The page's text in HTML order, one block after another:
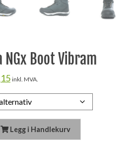
NGx Boot Vibram
Nåværende
er:
kr 2.379,15.
inkl. MVA.
Legg i Handlekurv